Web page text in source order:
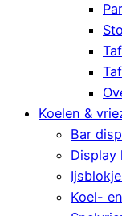
Koelen &
Bar
Display
Koel-